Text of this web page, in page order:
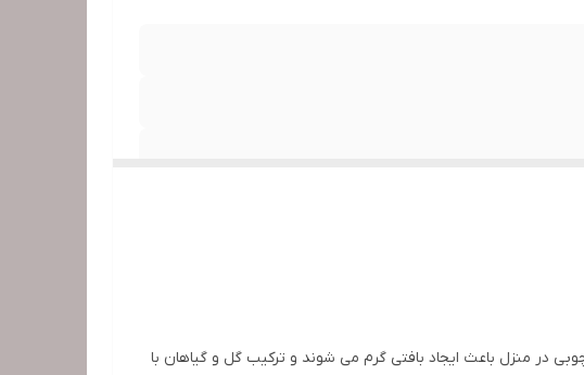
در منزل باعث ایجاد بافتی گرم می شوند و ترکیب گل و گیاهان با